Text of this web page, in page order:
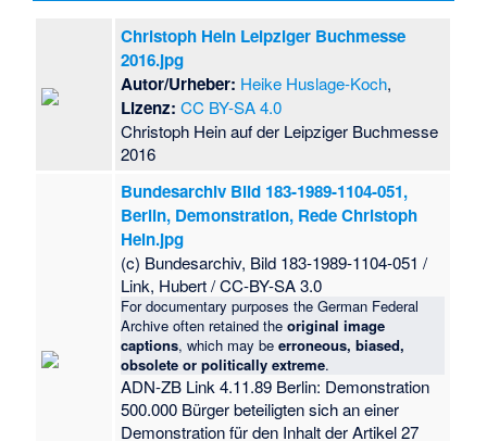
Christoph Hein Leipziger Buchmesse
2016.jpg
Autor/Urheber: Heike Huslage-Koch,
Lizenz: CC BY-SA 4.0
Christoph Hein auf der Leipziger Buchmesse
2016
Bundesarchiv Bild 183-1989-1104-051,
Berlin, Demonstration, Rede Christoph
Hein.jpg
(c) Bundesarchiv, Bild 183-1989-1104-051 /
Link, Hubert / CC-BY-SA 3.0
For documentary purposes the German Federal
Archive often retained theoriginal image
captions, which may beerroneous, biased,
obsolete or politically extreme.
ADN-ZB Link 4.11.89 Berlin: Demonstration
500.000 Bürger beteiligten sich an einer
Demonstration für den Inhalt der Artikel 27